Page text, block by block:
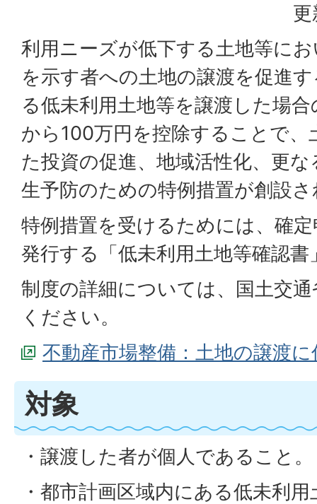
利用ニーズが低下する土地等に
を示す者への土地の譲渡を促進
る低未利用土地等を譲渡した場
から100万円を控除することで、
た投資の促進、地域活性化、更
生予防のための特例措置が創設
特例措置を受けるためには、確
発行する「低未利用土地等確認
制度の詳細については、国土交
ください。
不動産市場整備：土地の譲渡
対象
・譲渡した者が個人であること。
・都市計画区域内にある低未利